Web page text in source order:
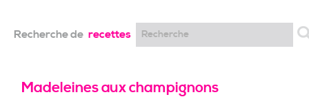
Recherche de recettes
Madeleines aux champignons